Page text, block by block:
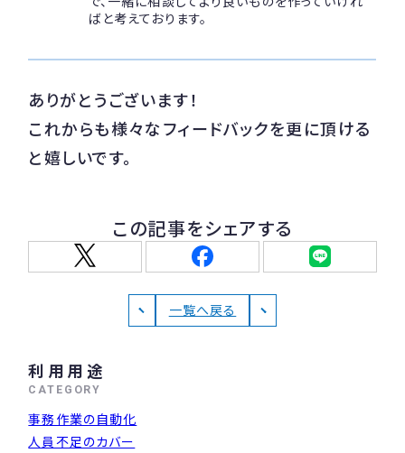
ばと考えております。
ありがとうございます！
これからも様々なフィードバックを更に頂ける
と嬉しいです。
この記事をシェアする
一覧へ戻る
利用用途
CATEGORY
事務作業の自動化
人員不足のカバー